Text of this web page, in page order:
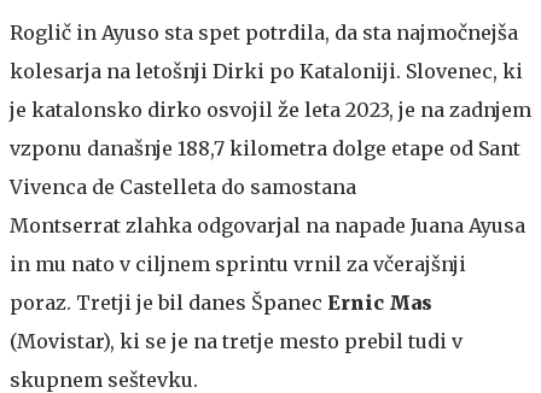
Roglič in Ayuso sta spet potrdila, da sta najmočnejša
kolesarja na letošnji Dirki po Kataloniji. Slovenec, ki
je katalonsko dirko osvojil že leta 2023, je na zadnjem
vzponu današnje 188,7 kilometra dolge etape od Sant
Vivenca de Castelleta do samostana
Montserrat zlahka odgovarjal na napade Juana Ayusa
in mu nato v ciljnem sprintu vrnil za včerajšnji
poraz. Tretji je bil danes Španec Ernic Mas
(Movistar), ki se je na tretje mesto prebil tudi v
skupnem seštevku.